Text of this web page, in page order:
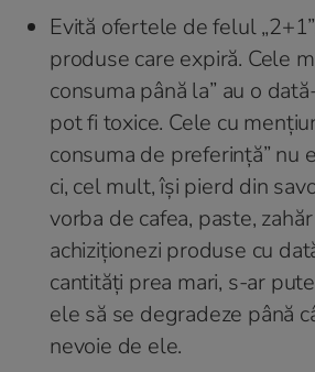
Evită ofertele de felul
produse care expiră. Cele
consuma până la” au o
pot fi toxice. Cele cu
consuma de preferință” nu
ci, cel mult, își pierd din
vorba de cafea, paste,
achiziționezi produse cu
cantități prea mari, s-ar
ele să se degradeze până
nevoie de ele.